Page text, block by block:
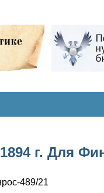
г. Для
489/21